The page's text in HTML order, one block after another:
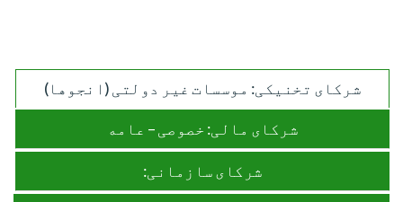
شرکای تخنیکی: موسسات غیر دولتی (انجوها)
شرکای مالی: خصوصی – عامه
شرکای سازمانی: